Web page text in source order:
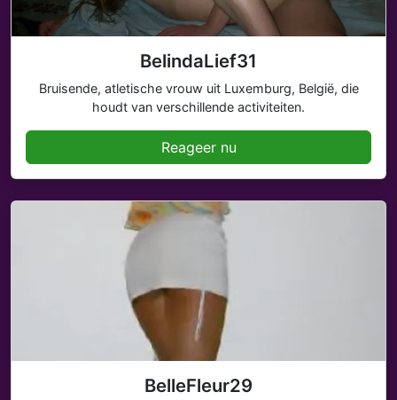
BelindaLief31
Bruisende, atletische vrouw uit Luxemburg, België, die
houdt van verschillende activiteiten.
Reageer nu
BelleFleur29